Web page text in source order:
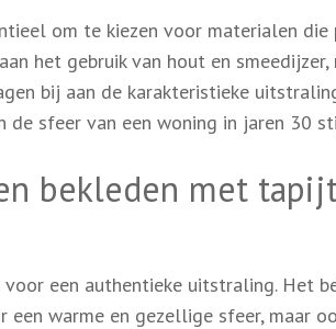
om te kiezen voor materialen
het gebruik van hout en
bij aan de karakteristieke
de sfeer van een woning in jaren 30
bekleden met
een authentieke uitstraling. Het
warme en gezellige sfeer, maar